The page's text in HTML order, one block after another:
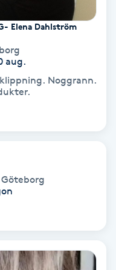
Elena Dahlström
aug.
Noggrann.
Göteborg